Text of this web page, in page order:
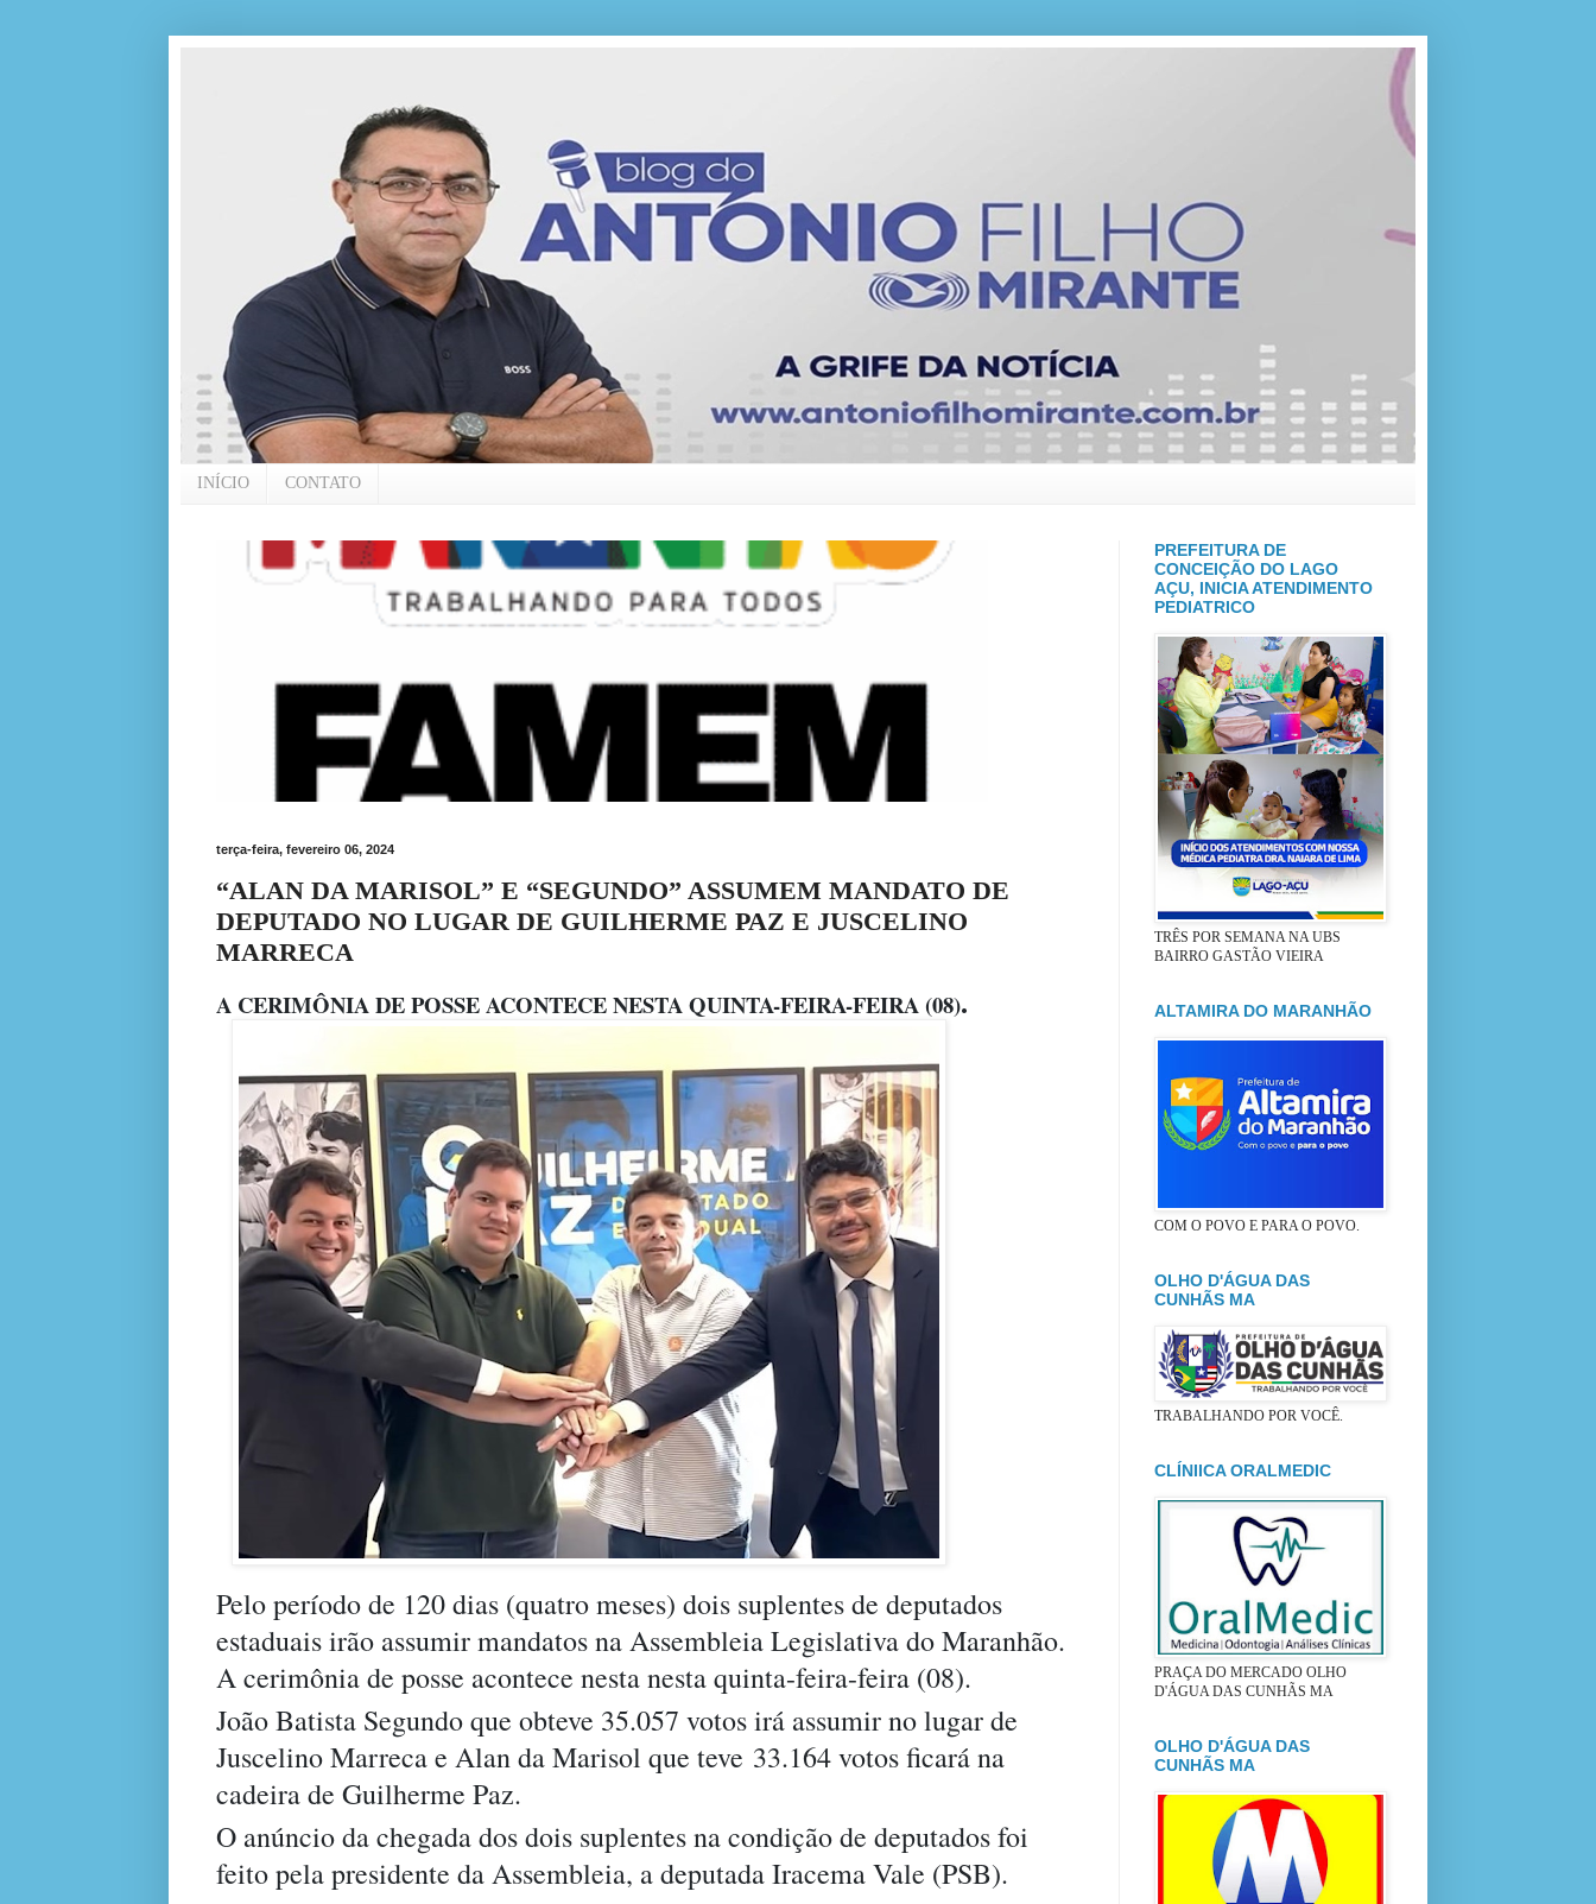
INÍCIO CONTATO
terça-feira, fevereiro 06, 2024
“ALAN DA MARISOL” E “SEGUNDO” ASSUMEM MANDATO DE
DEPUTADO NO LUGAR DE GUILHERME PAZ E JUSCELINO
MARRECA
A CERIMÔNIA DE POSSE ACONTECE NESTA QUINTA-FEIRA-FEIRA (08).
Pelo período de 120 dias (quatro meses) dois suplentes de deputados
estaduais irão assumir mandatos na Assembleia Legislativa do Maranhão.
A cerimônia de posse acontece nesta nesta quinta-feira-feira (08).
João Batista Segundo que obteve 35.057 votos irá assumir no lugar de
Juscelino Marreca e Alan da Marisol que teve 33.164 votos ficará na
cadeira de Guilherme Paz.
O anúncio da chegada dos dois suplentes na condição de deputados foi
feito pela presidente da Assembleia, a deputada Iracema Vale (PSB).
PREFEITURA DE
CONCEIÇÃO DO LAGO
AÇU, INICIA ATENDIMENTO
PEDIATRICO
TRÊS POR SEMANA NA UBS
BAIRRO GASTÃO VIEIRA
ALTAMIRA DO MARANHÃO
COM O POVO E PARA O POVO.
OLHO D'ÁGUA DAS
CUNHÃS MA
TRABALHANDO POR VOCÊ.
CLÍNIICA ORALMEDIC
PRAÇA DO MERCADO OLHO
D'ÁGUA DAS CUNHÃS MA
OLHO D'ÁGUA DAS
CUNHÃS MA